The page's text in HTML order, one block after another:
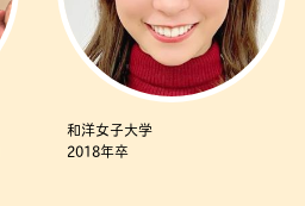
和洋女子大学
2018年卒